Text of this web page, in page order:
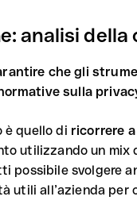
analisi della
che gli
sulla
è quello di ricorrere
utilizzando un mix
possibile svolgere
utili all’azienda per